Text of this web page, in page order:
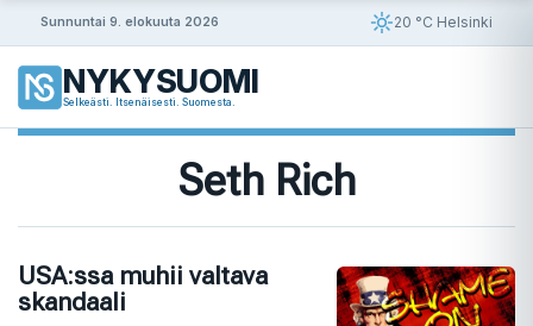
Sunnuntai 9. elokuuta 2026 20 °C Helsinki
NYKYSUOMI
Selkeästi. Itsenäisesti. Suomesta.
Seth Rich
USA:ssa muhii valtava
skandaali